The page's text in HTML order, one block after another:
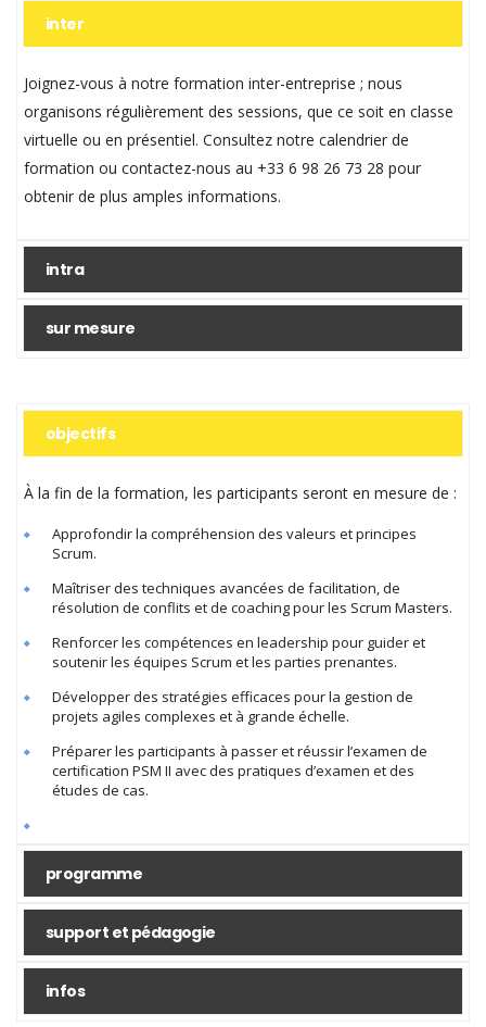
inter
Joignez-vous à notre formation inter-entreprise ; nous
organisons régulièrement des sessions, que ce soit en classe
virtuelle ou en présentiel. Consultez notre calendrier de
formation ou contactez-nous au +33 6 98 26 73 28 pour
obtenir de plus amples informations.
intra
sur mesure
objectifs
À la fin de la formation, les participants seront en mesure de :
Approfondir la compréhension des valeurs et principes
Scrum.
Maîtriser des techniques avancées de facilitation, de
résolution de conflits et de coaching pour les Scrum Masters.
Renforcer les compétences en leadership pour guider et
soutenir les équipes Scrum et les parties prenantes.
Développer des stratégies efficaces pour la gestion de
projets agiles complexes et à grande échelle.
Préparer les participants à passer et réussir l’examen de
certification PSM II avec des pratiques d’examen et des
études de cas.
programme
support et pédagogie
infos